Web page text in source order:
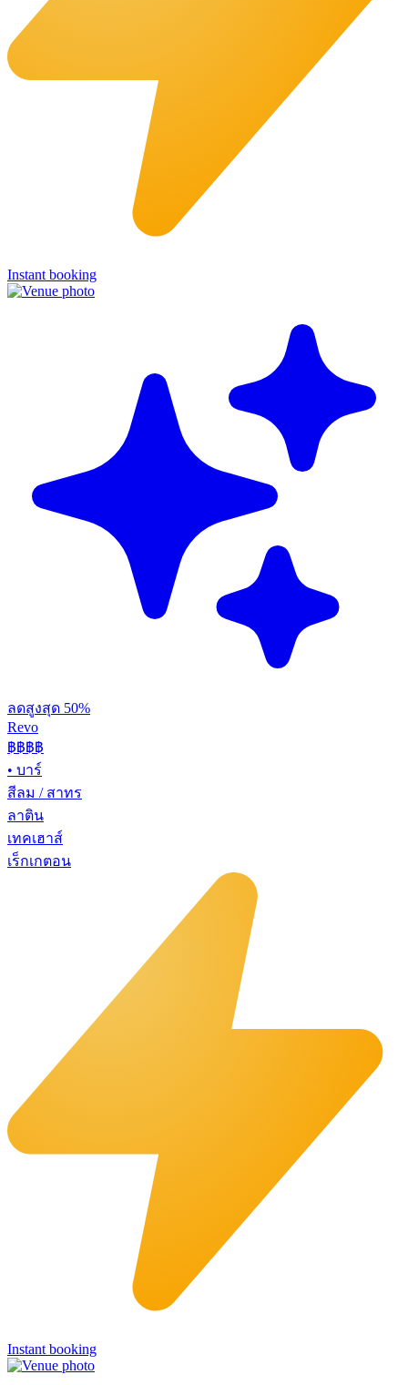
Instant booking
ลดสูงสุด 50%
Revo
฿฿฿฿
• บาร์
สีลม / สาทร
ลาติน
เทคเฮาส์
เร็กเกตอน
Instant booking